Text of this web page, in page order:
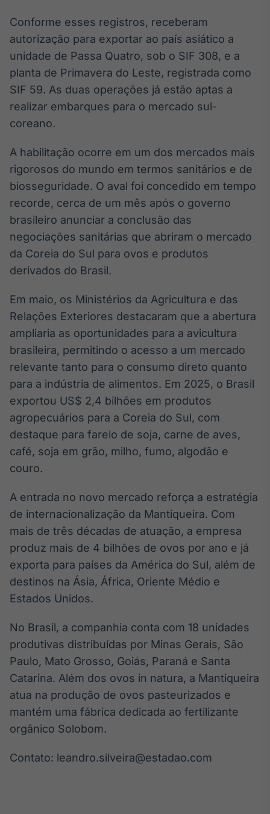
Datafeed
APIs para
integração de
conteúdos e
dados
Cotações e
notícias
Broadcast
Widgets
Componentes
para conteúdos e
Broadcast
Wallboard
Conteúdos e
displays e telas
Curadoria
Curadoria de
conteúdos
noticiosos
Soluções de
Tecnologia
Radar
Monitoramento
inteligente de
notícias e
conteúdos
Broadcast
analisar fundos
de investimento
Em breve
BroadFast
Conforme esses registros, receberam
autorização para exportar ao país asiático a
unidade de Passa Quatro, sob o SIF 308, e a
planta de Primavera do Leste, registrada como
SIF 59. As duas operações já estão aptas a
realizar embarques para o mercado sul-
coreano.
A habilitação ocorre em um dos mercados mais
rigorosos do mundo em termos sanitários e de
biosseguridade. O aval foi concedido em tempo
recorde, cerca de um mês após o governo
brasileiro anunciar a conclusão das
negociações sanitárias que abriram o mercado
da Coreia do Sul para ovos e produtos
derivados do Brasil.
Em maio, os Ministérios da Agricultura e das
Relações Exteriores destacaram que a abertura
ampliaria as oportunidades para a avicultura
brasileira, permitindo o acesso a um mercado
relevante tanto para o consumo direto quanto
para a indústria de alimentos. Em 2025, o Brasil
exportou US$ 2,4 bilhões em produtos
agropecuários para a Coreia do Sul, com
destaque para farelo de soja, carne de aves,
café, soja em grão, milho, fumo, algodão e
couro.
A entrada no novo mercado reforça a estratégia
de internacionalização da Mantiqueira. Com
mais de três décadas de atuação, a empresa
produz mais de 4 bilhões de ovos por ano e já
exporta para países da América do Sul, além de
destinos na Ásia, África, Oriente Médio e
Estados Unidos.
No Brasil, a companhia conta com 18 unidades
produtivas distribuídas por Minas Gerais, São
Paulo, Mato Grosso, Goiás, Paraná e Santa
Catarina. Além dos ovos in natura, a Mantiqueira
atua na produção de ovos pasteurizados e
mantém uma fábrica dedicada ao fertilizante
orgânico Solobom.
Contato: leandro.silveira@estadao.com